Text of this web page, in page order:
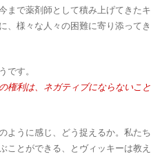
まで薬剤師として積み上げてきたキ
、様々な人々の困難に寄り添ってき
です。
権利は、ネガティブにならないこと
ように感じ、どう捉えるか。私たち
ことができる、とヴィッキーは教え